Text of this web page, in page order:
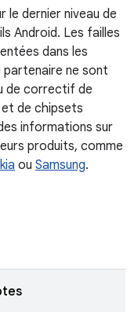
dernier niveau de
Android. Les failles
dans les
partenaire ne sont
de correctif de
de chipsets
informations sur
produits, comme
ou Samsung.